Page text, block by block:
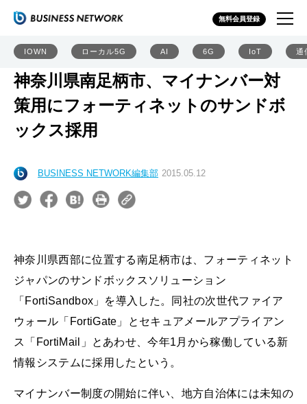
無料会員登録
IOWN ローカル5G AI 6G IoT 通
神奈川県南足柄市、マイナンバー対
策用にフォーティネットのサンドボ
ックス採用
BUSINESS NETWORK編集部 2015.05.12
神奈川県西部に位置する南足柄市は、フォーティネット
ジャパンのサンドボックスソリューション
「FortiSandbox」を導入した。同社の次世代ファイア
ウォール「FortiGate」とセキュアメールアプライアン
ス「FortiMail」とあわせ、今年1月から稼働している新
情報システムに採用したという。
マイナンバー制度の開始に伴い、地方自治体には未知の